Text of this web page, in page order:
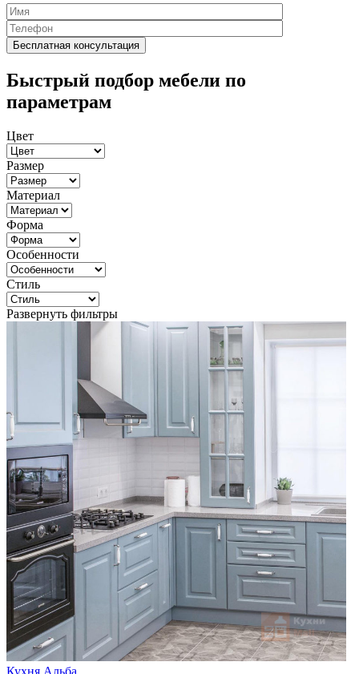
Быстрый подбор мебели по
параметрам
Цвет
Размер
Материал
Форма
Особенности
Стиль
Развернуть фильтры
Кухня Альба